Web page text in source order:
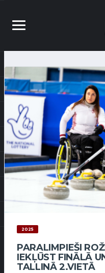
2025
PARALIMPIEŠI
IEKĻŪST FINĀLĀ
TALLINĀ 2.VIETĀ